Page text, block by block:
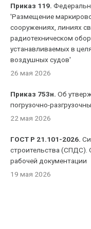
Приказ 119.
'Размещение
сооружениях, линиях
радиотехническом
устанавливаемых в
воздушных судов'
26 мая 2026
Приказ 753н. Об
погрузочно-
22 мая 2026
ГОСТ Р 21.101-2026.
строительства (СПДС).
рабочей документации
19 мая 2026